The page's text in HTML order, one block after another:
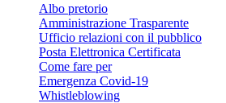
Albo pretorio
Amministrazione Trasparente
Ufficio relazioni con il pubblico
Posta Elettronica Certificata
Come fare per
Emergenza Covid-19
Whistleblowing